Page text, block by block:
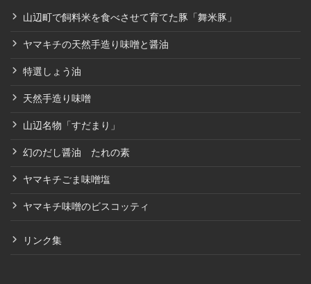
山辺町で飼料米を食べさせて育てた豚「舞米豚」
ヤマキチの天然手造り味噌と醤油
特選しょう油
天然手造り味噌
山辺名物「すだまり」
幻のだし醤油 たれの素
ヤマキチごま味噌塩
ヤマキチ味噌のビスコッティ
リンク集